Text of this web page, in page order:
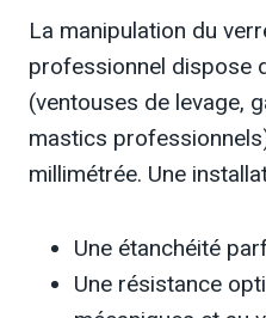
La manipulation du
professionnel dispose
(ventouses de levage,
mastics
millimétrée. Une
Une étanchéité
Une résistance